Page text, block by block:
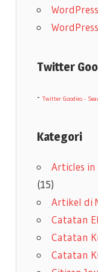
Twitter
- Twitter Goodies -
Kategori
Articles in
(15)
Artikel di
Catatan
Catatan
Catatan